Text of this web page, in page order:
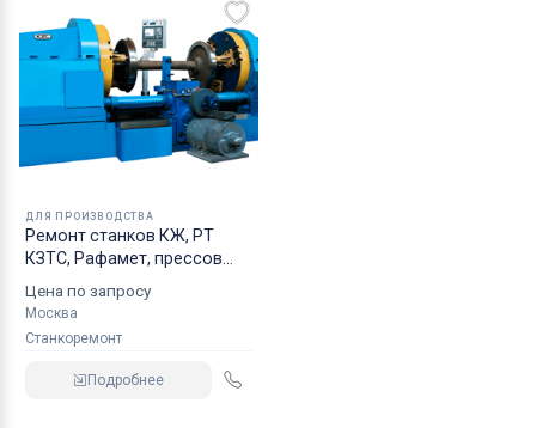
ДЛЯ ПРОИЗВОДСТВА
Ремонт станков КЖ, РТ
КЗТС, Рафамет, прессов
Цена по запросу
Москва
Станкоремонт
Подробнее